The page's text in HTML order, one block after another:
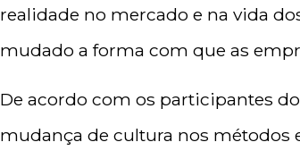
realidade no mercado e na vida
mudado a forma com que as em
De acordo com os participantes
mudança de cultura nos métodos